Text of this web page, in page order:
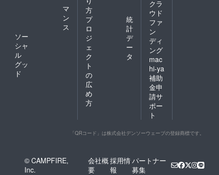
マ
ン
ス
ソー
シャ
ル
グッ
ド
方
プ
ロ
ジ
ェ
ク
ト
の
広
め
方
統
計
デ
ー
タ
クラ
ウド
ファ
ン
ディ
ング
mac
hi-ya
補助
金申
請サ
ポー
ト
「QRコード」は株式会社デンソーウェーブの登録商標です。
© CAMPFIRE,
Inc.
会社概
要
採用情
報
パートナー
募集